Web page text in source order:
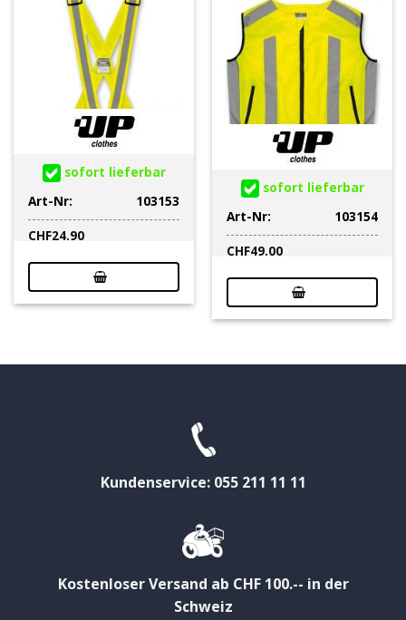
sofort lieferbar
Art-Nr:
103153
CHF24.90
sofort lieferbar
Art-Nr:
103154
CHF49.00
Kundenservice: 055 211 11 11
Kostenloser Versand ab CHF 100.-- in der
Schweiz